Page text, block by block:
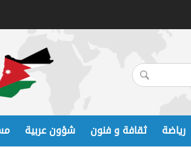
رياضة ثقافة و فنون شؤون عربية